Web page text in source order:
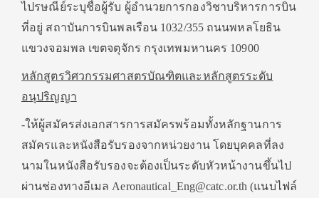
ไปรษณีย์ระบุชื่อผู้รับ ผู้อำนวยการกองวิชาบริหารการบิน
ที่อยู่ สถาบันการบินพลเรือน 1032/355 ถนนพหลโยธิน
แขวงจอมพล เขตจตุจักร กรุงเทพมหานคร 10900
หลักสูตรวิศวกรรมศาสตรบัณฑิตและหลักสูตรระดับ
อนุปริญญา
-ให้ผู้สมัครส่งเอกสารการสมัครพร้อมทั้งหลักฐานการ
สมัครและหนังสือรับรองจากหน่วยงาน โดยบุคคลที่ลง
นามในหนังสือรับรองจะต้องเป็นระดับหัวหน้างานขึ้นไป
ผ่านช่องทางอีเมล Aeronautical_Eng@catc.or.th (แนบไฟล์